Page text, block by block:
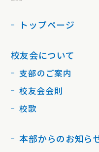
関西支部運営とす
関係のない人的な
社会生活を送る
とのすばらしさを
す。 祇園祭り 山
トップページ
校友会について
支部のご案内
校友会会則
校歌
本部からのお知ら